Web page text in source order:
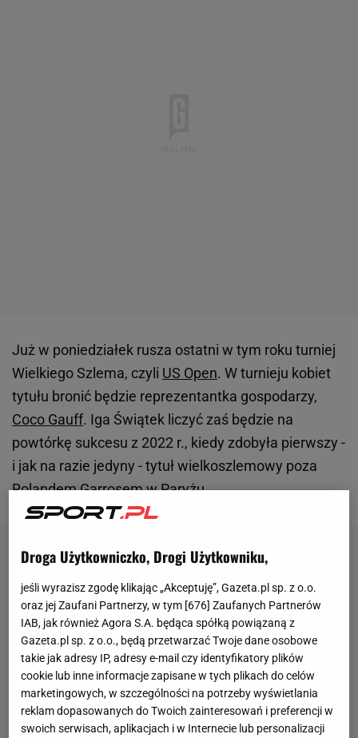
Już w poniedziałek rusza ostatni w tym roku turniej
Wielkiego Szlema, czyli US Open. W turnieju kobiet
tytułu bronić będzie reprezentantka gospodarzy,
Coco Gauff. Iga Świątek liczyć zaś będzie na
powtórkę sukcesu z 2022 r., kiedy zdobyła pierwszy -
i jak na razie jedyny - tytuł wielkoszlemowy poza
Rolandem Garrosem w Paryżu.
Droga Użytkowniczko, Drogi Użytkowniku,
jeśli wyrazisz zgodę klikając „Akceptuję”, Gazeta.pl sp. z o.o.
oraz jej Zaufani Partnerzy, w tym [676] Zaufanych Partnerów
IAB, jak również Agora S.A. będąca spółką powiązaną z
Gazeta.pl sp. z o.o., będą przetwarzać Twoje dane osobowe
takie jak adresy IP, adresy e-mail czy identyfikatory plików
cookie lub inne informacje zapisane w tych plikach do celów
marketingowych, w szczególności na potrzeby wyświetlania
reklam dopasowanych do Twoich zainteresowań i preferencji w
swoich serwisach, aplikacjach i w Internecie lub personalizacji